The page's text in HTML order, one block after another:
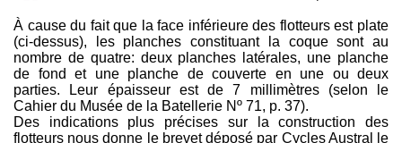
À cause du fait que la face inférieure des flotteurs est plate
(ci-dessus), les planches constituant la coque sont au
nombre de quatre: deux planches latérales, une planche
de fond et une planche de couverte en une ou deux
parties. Leur épaisseur est de 7 millimètres (selon le
Cahier du Musée de la Batellerie Nº 71, p. 37).
Des indications plus précises sur la construction des
flotteurs nous donne le brevet déposé par Cycles Austral le